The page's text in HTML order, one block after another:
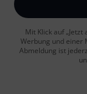
Mit Klick auf
Werbung und einer
Abmeldung ist